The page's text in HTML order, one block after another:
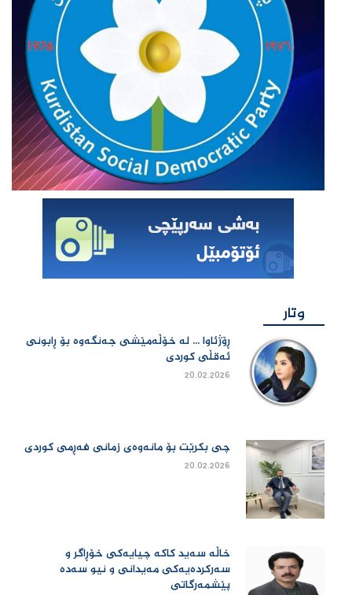
وتار
ڕۆژئاوا ... لە خۆڵەمێشی جەنگەوە بۆ ڕابونی
ئەقڵی کوردی
20.02.2026
چی بكرێت بۆ مانەوەی زمانی فەڕمی كوردی
20.02.2026
خاڵە سەید کاکە چیایەکی خۆڕاگر و
سەرکردەیەکی مەیدانی و نیو سەدە
پێشمەرگاتی